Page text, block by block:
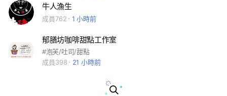
牛人漁生
成員762 1 小時前
郁膳坊咖啡甜點工作室
#泡芙/吐司/甜點
成員398
21 小時前